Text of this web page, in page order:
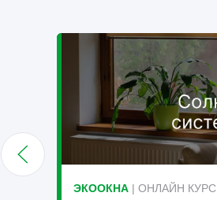
ЭКООКНА | ОНЛАЙН КУРС